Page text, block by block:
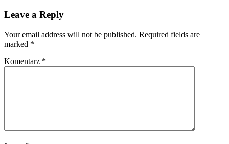
Leave a Reply
Your email address will not be published. Required fields are
marked *
Komentarz *